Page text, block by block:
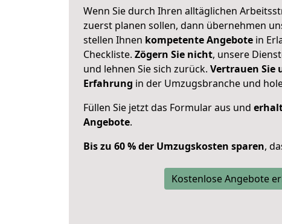
Wenn Sie durch Ihren alltäglichen
zuerst planen sollen, dann übernehmen
stellen Ihnen kompetente Angebote in
Checkliste. Zögern Sie nicht, unsere
und lehnen Sie sich zurück. Vertrauen Sie
Erfahrung in der Umzugsbranche und
Füllen Sie jetzt das Formular aus und
Angebote.
Bis zu 60 % der Umzugskosten sparen,
Kostenlose Angebote